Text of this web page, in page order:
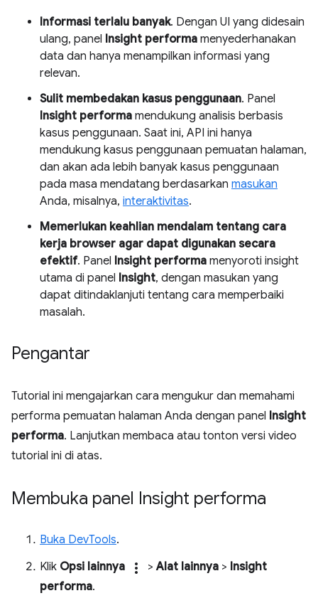
Informasi terlalu banyak. Dengan UI yang didesain
ulang, panel Insight performa menyederhanakan
data dan hanya menampilkan informasi yang
relevan.
Sulit membedakan kasus penggunaan. Panel
Insight performa mendukung analisis berbasis
kasus penggunaan. Saat ini, API ini hanya
mendukung kasus penggunaan pemuatan halaman,
dan akan ada lebih banyak kasus penggunaan
pada masa mendatang berdasarkan masukan
Anda, misalnya, interaktivitas.
Memerlukan keahlian mendalam tentang cara
kerja browser agar dapat digunakan secara
efektif. Panel Insight performa menyoroti insight
utama di panel Insight, dengan masukan yang
dapat ditindaklanjuti tentang cara memperbaiki
masalah.
Pengantar
Tutorial ini mengajarkan cara mengukur dan memahami
performa pemuatan halaman Anda dengan panel Insight
performa. Lanjutkan membaca atau tonton versi video
tutorial ini di atas.
Membuka panel Insight performa
Buka DevTools.
Klik Opsi lainnya more_vert >Alat lainnya > Insight
performa.